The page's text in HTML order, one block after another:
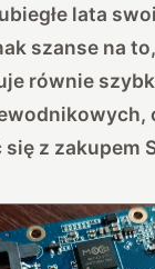
lata
szanse na
równie
z zakupem